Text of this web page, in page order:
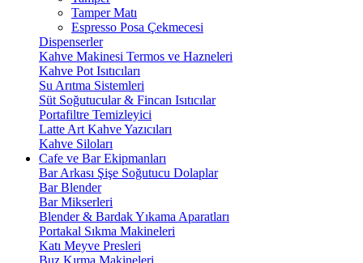
Tamper Matı
Espresso Posa Çekmecesi
Dispenserler
Kahve Makinesi Termos ve Hazneleri
Kahve Pot Isıtıcıları
Su Arıtma Sistemleri
Süt Soğutucular & Fincan Isıtıcılar
Portafiltre Temizleyici
Latte Art Kahve Yazıcıları
Kahve Siloları
Cafe ve Bar Ekipmanları
Bar Arkası Şişe Soğutucu Dolaplar
Bar Blender
Bar Mikserleri
Blender & Bardak Yıkama Aparatları
Portakal Sıkma Makineleri
Katı Meyve Presleri
Buz Kırma Makineleri